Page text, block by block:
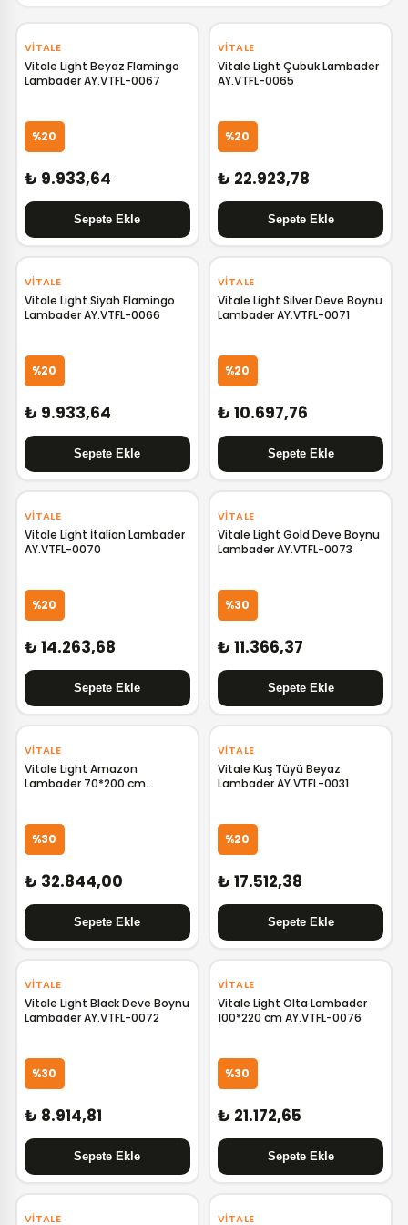
VITALE
Vitale Light Beyaz Flamingo
Lambader AY.VTFL-0067
%20
₺ 9.933,64
VITALE
Vitale Light Çubuk Lambader
AY.VTFL-0065
%20
₺ 22.923,78
VITALE
Vitale Light Siyah Flamingo
Lambader AY.VTFL-0066
%20
₺ 9.933,64
VITALE
Vitale Light Silver Deve Boynu
Lambader AY.VTFL-0071
%20
₺ 10.697,76
VITALE
Vitale Light İtalian Lambader
AY.VTFL-0070
%20
₺ 14.263,68
VITALE
Vitale Light Gold Deve Boynu
Lambader AY.VTFL-0073
%30
₺ 11.366,37
VITALE
Vitale Light Amazon
Lambader 70*200 cm
%30
₺ 32.844,00
VITALE
Vitale Kuş Tüyü Beyaz
Lambader AY.VTFL-0031
%20
₺ 17.512,38
VITALE
Vitale Light Black Deve Boynu
Lambader AY.VTFL-0072
%30
₺ 8.914,81
VITALE
Vitale Light Olta Lambader
100*220 cm AY.VTFL-0076
%30
₺ 21.172,65
VITALE VITALE